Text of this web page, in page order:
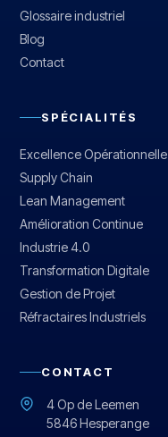
Glossaire industriel
Blog
Contact
SPÉCIALITÉS
Excellence Opérationnelle
Supply Chain
Lean Management
Amélioration Continue
Industrie 4.0
Transformation Digitale
Gestion de Projet
Réfractaires Industriels
CONTACT
4 Op de Leemen
5846 Hesperange